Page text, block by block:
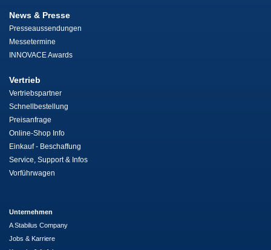
News & Presse
Presseaussendungen
Messetermine
INNOVACE Awards
Vertrieb
Vertriebspartner
Schnellbestellung
Preisanfrage
Online-Shop Info
Einkauf - Beschaffung
Service, Support & Infos
Vorführwagen
Unternehmen
A Stabilus Company
Jobs & Karriere